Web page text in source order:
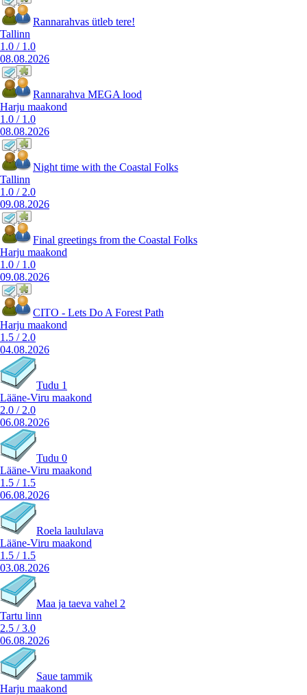
Rannarahvas ütleb tere!
Tallinn
1.0 / 1.0
08.08.2026
Rannarahva MEGA lood
Harju maakond
1.0 / 1.0
08.08.2026
Night time with the Coastal Folks
Tallinn
1.0 / 2.0
09.08.2026
Final greetings from the Coastal Folks
Harju maakond
1.0 / 1.0
09.08.2026
CITO - Lets Do A Forest Path
Harju maakond
1.5 / 2.0
04.08.2026
Tudu 1
Lääne-Viru maakond
2.0 / 2.0
06.08.2026
Tudu 0
Lääne-Viru maakond
1.5 / 1.5
06.08.2026
Roela laululava
Lääne-Viru maakond
1.5 / 1.5
03.08.2026
Maa ja taeva vahel 2
Tartu linn
2.5 /3.0
06.08.2026
Saue tammik
Harju maakond